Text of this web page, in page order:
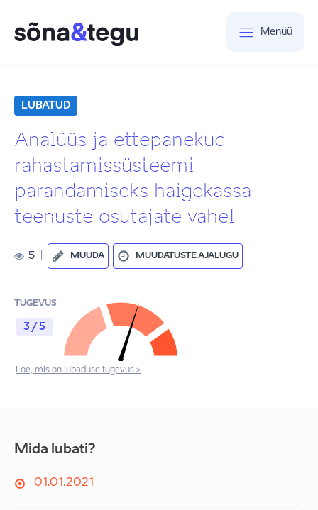
Menüü
LUBATUD
Analüüs ja ettepanekud
rahastamissüsteemi
parandamiseks haigekassa
teenuste osutajate vahel
5 MUUDA MUUDATUSTE AJALUGU
TUGEVUS
3 / 5
Loe, mis on lubaduse tugevus >
Mida lubati?
01.01.2021